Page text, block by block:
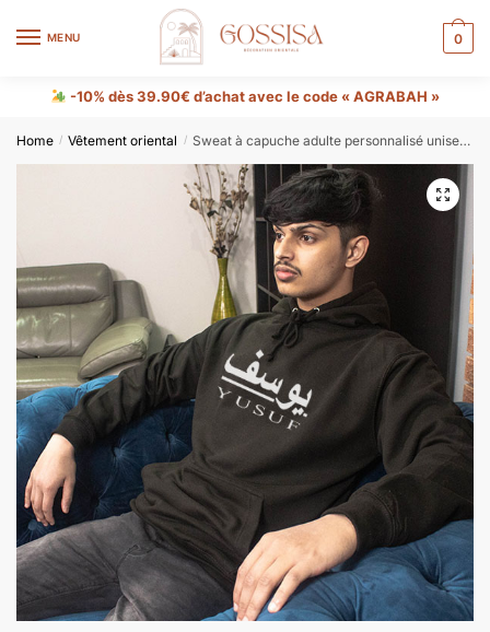
MENU 0
-10% dès 39.90€ d’achat avec le code « AGRABAH »
Home / Vêtement oriental / Sweat à capuche adulte personnalisé unisexe en arabe et en anglais